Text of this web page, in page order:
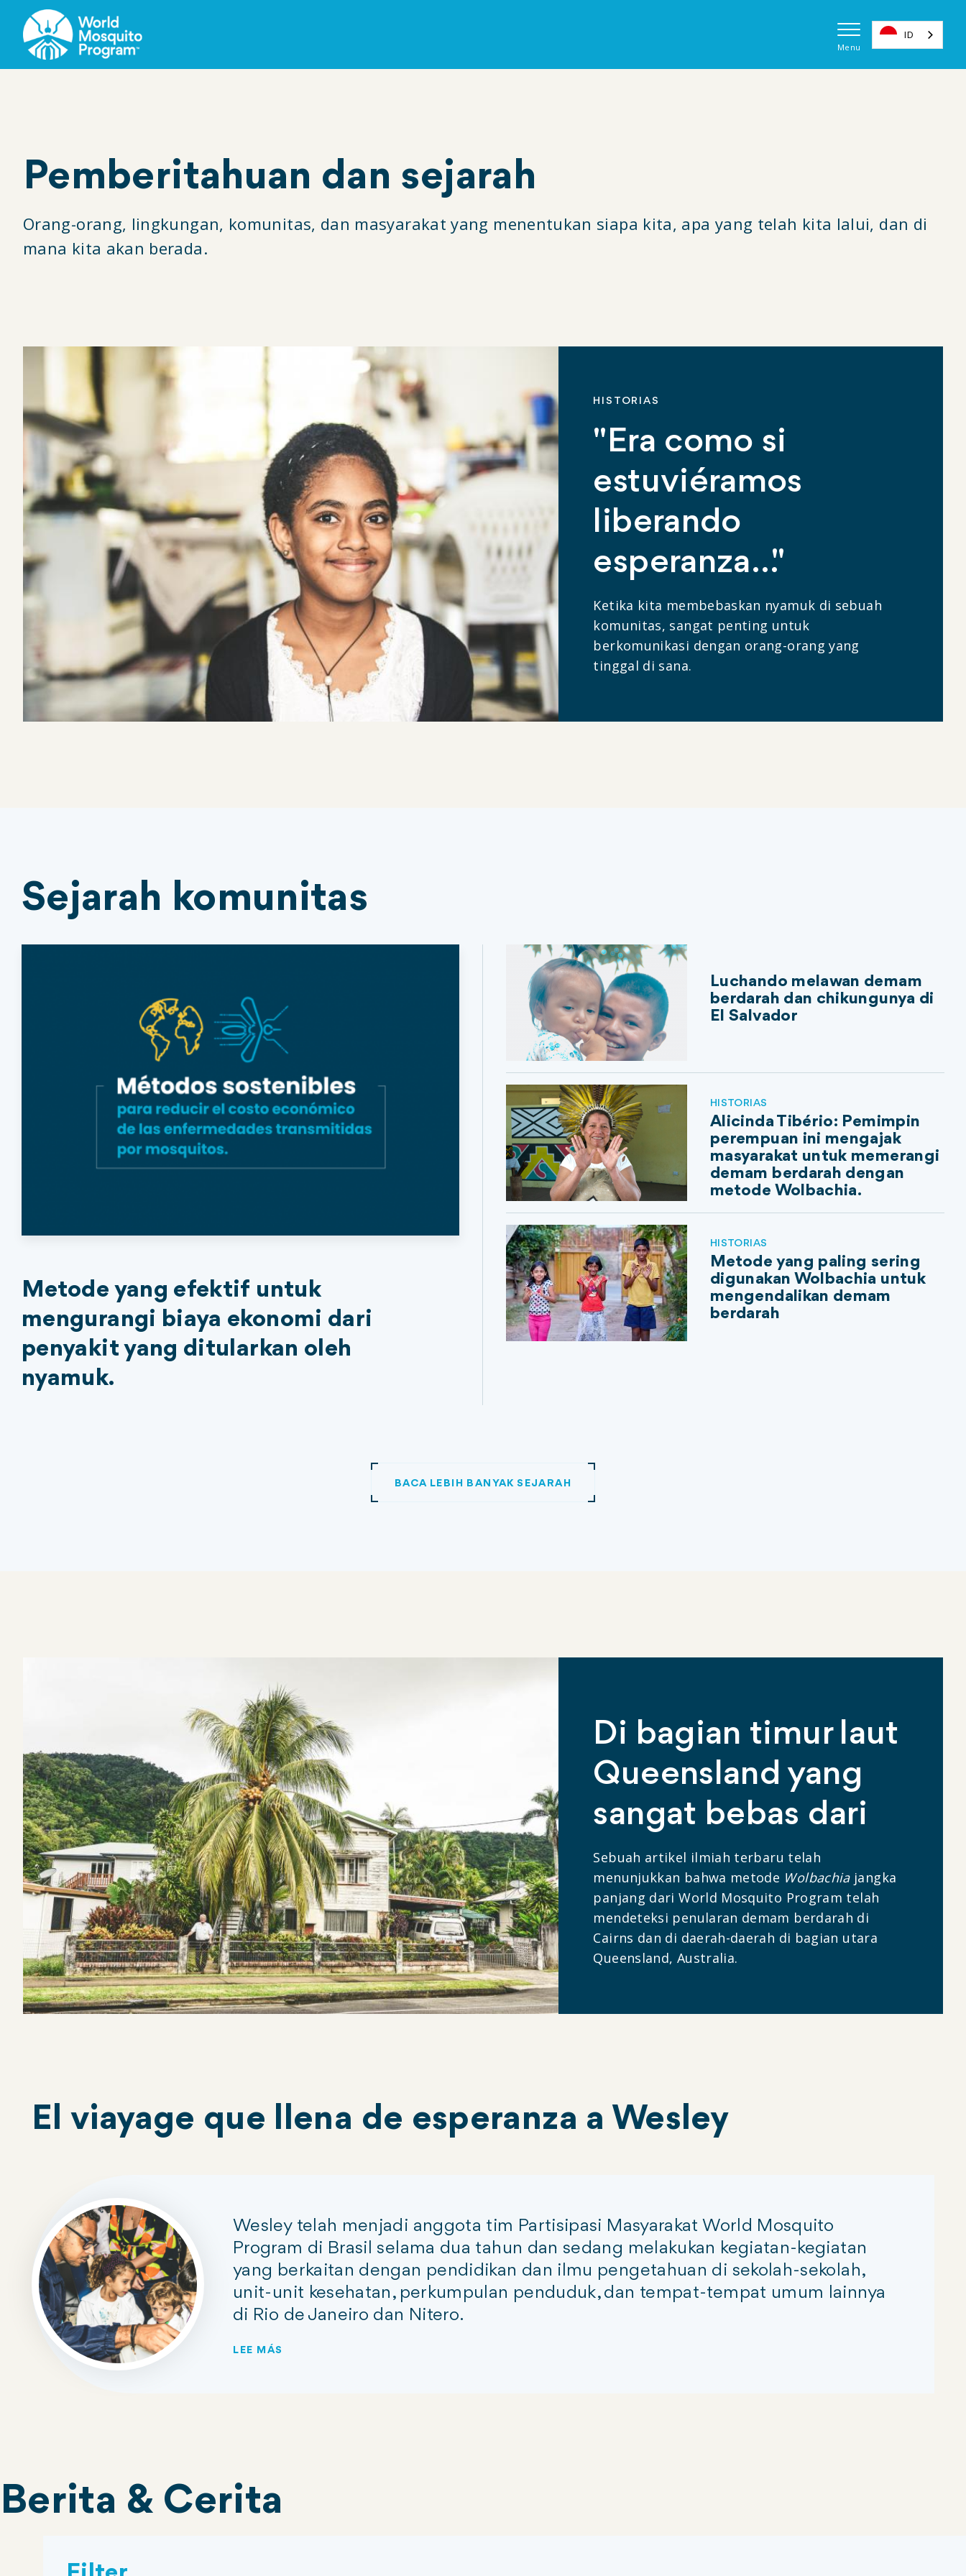
Loncat
konten
utama
Menu
ID
Pemberitahuan dan sejarah
Orang-orang, lingkungan, komunitas, dan masyarakat yang menentukan siapa kita, apa yang telah kita lalui, dan di
mana kita akan berada.
HISTORIAS
"Era como si
estuviéramos
liberando
esperanza..."
Ketika kita membebaskan nyamuk di sebuah
komunitas, sangat penting untuk
berkomunikasi dengan orang-orang yang
tinggal di sana.
Sejarah komunitas
Metode yang efektif untuk
mengurangi biaya ekonomi dari
penyakit yang ditularkan oleh
nyamuk.
Luchando melawan demam
berdarah dan chikungunya di
El Salvador
HISTORIAS
Alicinda Tibério: Pemimpin
perempuan ini mengajak
masyarakat untuk memerangi
demam berdarah dengan
metode Wolbachia.
HISTORIAS
Metode yang paling sering
digunakan Wolbachia untuk
mengendalikan demam
berdarah
BACA LEBIH BANYAK SEJARAH
Di bagian timur laut
Queensland yang
sangat bebas dari
Sebuah artikel ilmiah terbaru telah
menunjukkan bahwa metode Wolbachiajangka
panjang dari World Mosquito Program telah
mendeteksi penularan demam berdarah di
Cairns dan di daerah-daerah di bagian utara
Queensland, Australia.
El viayage que llena de esperanza a Wesley
Wesley telah menjadi anggota tim Partisipasi Masyarakat World Mosquito
Program di Brasil selama dua tahun dan sedang melakukan kegiatan-kegiatan
yang berkaitan dengan pendidikan dan ilmu pengetahuan di sekolah-sekolah,
unit-unit kesehatan, perkumpulan penduduk, dan tempat-tempat umum lainnya
di Rio de Janeiro dan Nitero.
LEE MÁS
Berita & Cerita